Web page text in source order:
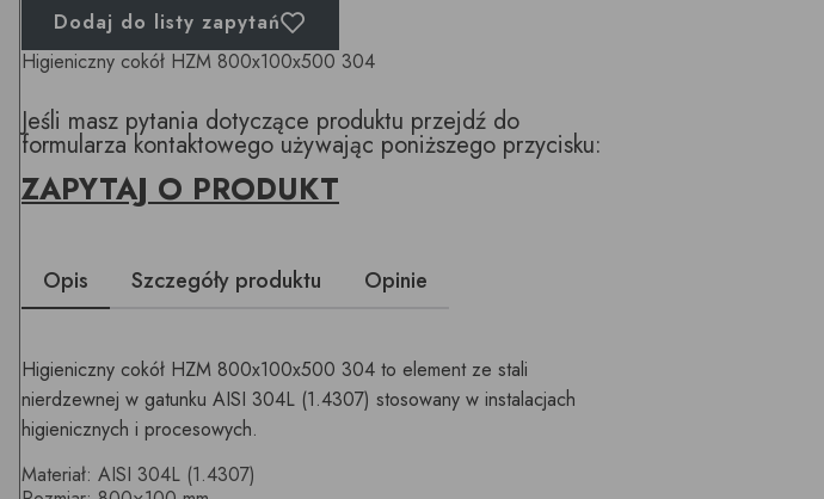
Dodaj do listy zapytań
Higieniczny cokół HZM 800x100x500 304
Jeśli masz pytania dotyczące produktu przejdź do
formularza kontaktowego używając poniższego przycisku:
ZAPYTAJ O PRODUKT
Opis Szczegóły produktu Opinie
Higieniczny cokół HZM 800x100x500 304 to element ze stali
nierdzewnej w gatunku AISI 304L (1.4307) stosowany w instalacjach
higienicznych i procesowych.
Materiał: AISI 304L (1.4307)